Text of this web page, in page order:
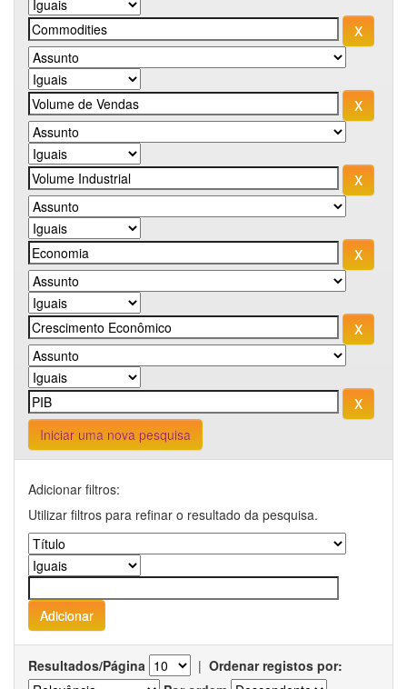
Iniciar uma nova pesquisa
Adicionar filtros:
Utilizar filtros para refinar o resultado da pesquisa.
Resultados/Página | Ordenar registos por: